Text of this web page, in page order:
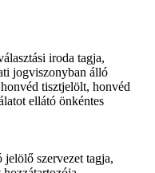
iroda tagja,
jogviszonyban álló
honvéd tisztjelölt, honvéd
ellátó önkéntes
szervezet tagja,